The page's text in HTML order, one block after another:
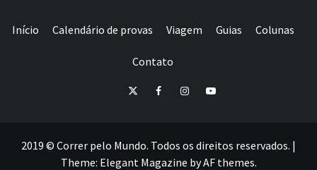
Início Calendário de provas Viagem Guias Colunas
Contato
TwitterFacebookInstagramYoutube
2019 © Correr pelo Mundo. Todos os direitos reservados. |
Theme: Elegant Magazine byAF themes.